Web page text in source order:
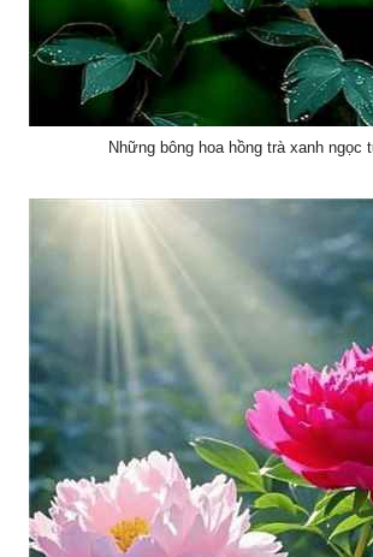
Những bông hoa hồng trà xanh ngọc